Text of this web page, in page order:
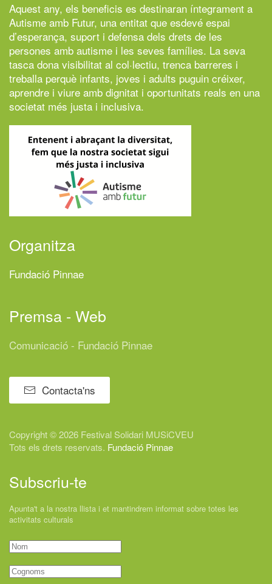
Aquest any, els beneficis es destinaran íntegrament a
Autisme amb Futur, una entitat que esdevé espai
d’esperança, suport i defensa dels drets de les
persones amb autisme i les seves famílies. La seva
tasca dona visibilitat al col·lectiu, trenca barreres i
treballa perquè infants, joves i adults puguin créixer,
aprendre i viure amb dignitat i oportunitats reals en una
societat més justa i inclusiva.
Organitza
Fundació Pinnae
Premsa - Web
Comunicació - Fundació Pinnae
Contacta'ns
Copyright © 2026 Festival Solidari MUSiCVEU
Tots els drets reservats. Fundació Pinnae
Subscriu-te
Apunta't a la nostra llista i et mantindrem informat sobre totes les
activitats culturals